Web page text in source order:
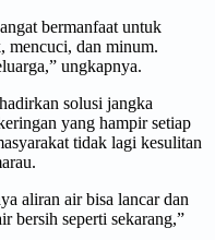
bermanfaat untuk
mencuci, dan minum.
ungkapnya.
solusi jangka
yang hampir setiap
tidak lagi kesulitan
aliran air bisa lancar dan
bersih seperti sekarang,”